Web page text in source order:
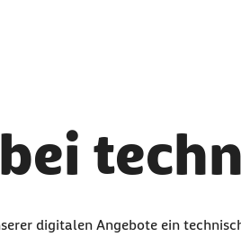
digitalen Angebote ein